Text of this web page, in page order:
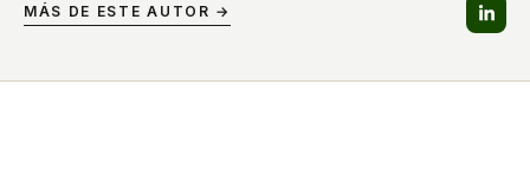
MÁS DE ESTE AUTOR →